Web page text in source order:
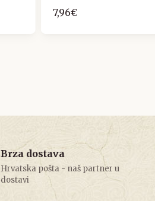
7,96€
Brza dostava
Hrvatska pošta - naš partner u
dostavi